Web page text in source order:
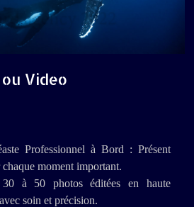
Video
Professionnel à Bord : Présent
moment important.
à 50 photos éditées en haute
soin et précision.